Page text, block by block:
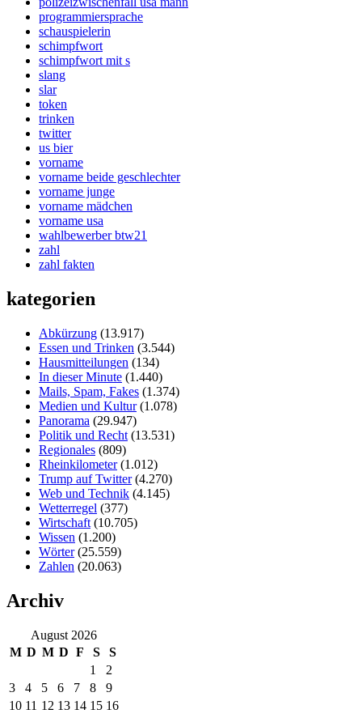
programmiersprache
schauspielerin
schimpfwort
schimpfwort mit s
slang
slar
token
trinken
twitter
us bier
vorname
vorname beide geschlechter
vorname junge
vorname mädchen
vorname usa
wahlbewerber btw21
zahl
zahl fakten
kategorien
Abkürzung (13.917)
Essen und Trinken (3.544)
Hausmitteilungen (134)
In dieser Minute (1.440)
Mails, Spam, Fakes (1.374)
Medien und Kultur(1.078)
Panorama (29.947)
Politik und Recht (13.531)
Regionales (809)
Rheinkilometer(1.012)
Trump auf Twitter(4.270)
Web und Technik (4.145)
Wetterregel (377)
Wirtschaft (10.705)
Wissen (1.200)
Wörter(25.559)
Zahlen (20.063)
Archiv
August 2026
M D M D F S
S
1
2
3
4 5 6 7 8
9
10 11 12 13 14 15 16